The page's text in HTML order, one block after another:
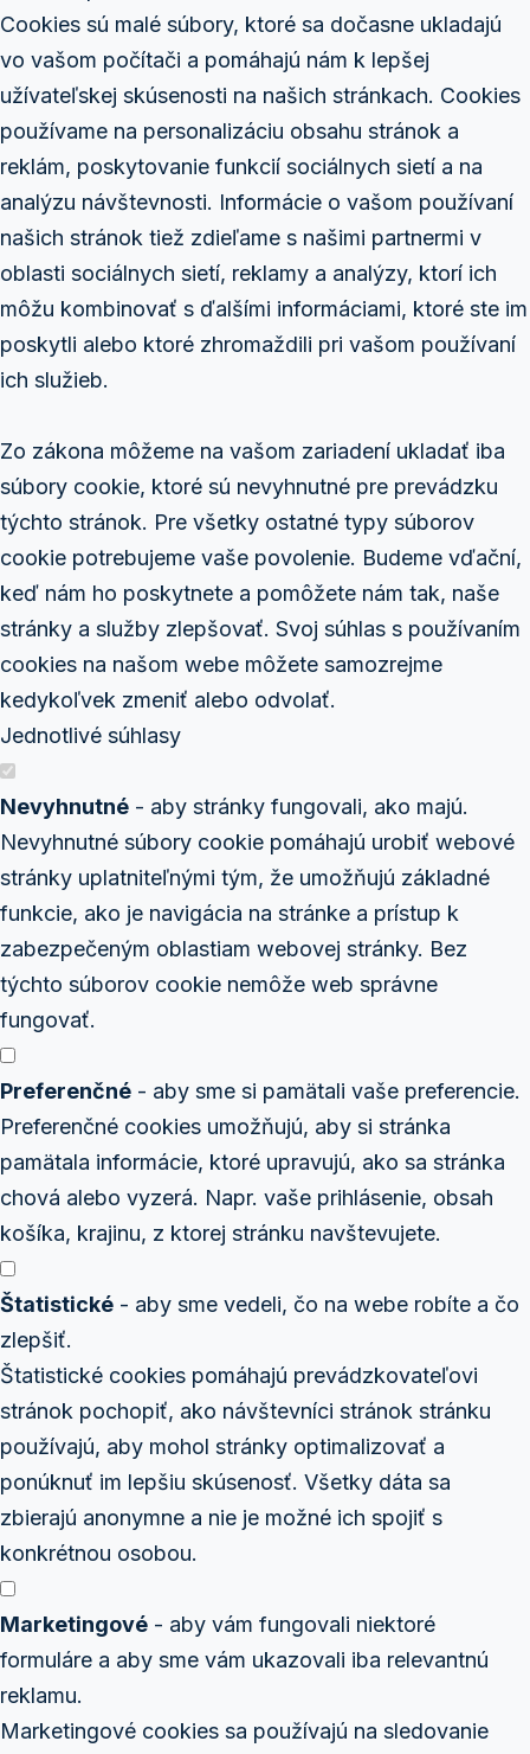
Cookies sú malé súbory, ktoré sa dočasne ukladajú
vo vašom počítači a pomáhajú nám k lepšej
užívateľskej skúsenosti na našich stránkach. Cookies
používame na personalizáciu obsahu stránok a
reklám, poskytovanie funkcií sociálnych sietí a na
analýzu návštevnosti. Informácie o vašom používaní
našich stránok tiež zdieľame s našimi partnermi v
oblasti sociálnych sietí, reklamy a analýzy, ktorí ich
môžu kombinovať s ďalšími informáciami, ktoré ste im
poskytli alebo ktoré zhromaždili pri vašom používaní
ich služieb.
Zo zákona môžeme na vašom zariadení ukladať iba
súbory cookie, ktoré sú nevyhnutné pre prevádzku
týchto stránok. Pre všetky ostatné typy súborov
cookie potrebujeme vaše povolenie. Budeme vďační,
keď nám ho poskytnete a pomôžete nám tak, naše
stránky a služby zlepšovať. Svoj súhlas s používaním
cookies na našom webe môžete samozrejme
kedykoľvek zmeniť alebo odvolať.
Jednotlivé súhlasy
Nevyhnutné - aby stránky fungovali, ako majú.
Nevyhnutné súbory cookie pomáhajú urobiť webové
stránky uplatniteľnými tým, že umožňujú základné
funkcie, ako je navigácia na stránke a prístup k
zabezpečeným oblastiam webovej stránky. Bez
týchto súborov cookie nemôže web správne
fungovať.
Preferenčné - aby sme si pamätali vaše preferencie.
Preferenčné cookies umožňujú, aby si stránka
pamätala informácie, ktoré upravujú, ako sa stránka
chová alebo vyzerá. Napr. vaše prihlásenie, obsah
košíka, krajinu, z ktorej stránku navštevujete.
Štatistické - aby sme vedeli, čo na webe robíte a čo
zlepšiť.
Štatistické cookies pomáhajú prevádzkovateľovi
stránok pochopiť, ako návštevníci stránok stránku
používajú, aby mohol stránky optimalizovať a
ponúknuť im lepšiu skúsenosť. Všetky dáta sa
zbierajú anonymne a nie je možné ich spojiť s
konkrétnou osobou.
Marketingové - aby vám fungovali niektoré
formuláre a aby sme vám ukazovali iba relevantnú
reklamu.
Marketingové cookies sa používajú na sledovanie